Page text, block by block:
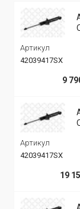
Артикул
42039417SX
9
Артикул
42039417SX
19